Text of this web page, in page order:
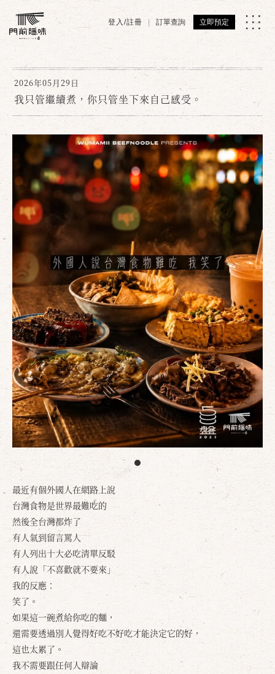
登入/註冊 訂單查詢 立即預定
2026年05月29日
我只管繼續煮，你只管坐下來自己感受。
最近有個外國人在網路上說
台灣食物是世界最難吃的
然後全台灣都炸了
有人氣到留言罵人
有人列出十大必吃清單反駁
有人說「不喜歡就不要來」
我的反應：
笑了。
如果這一碗煮給你吃的麵，
還需要透過別人覺得好吃不好吃才能決定它的好，
這也太累了。
我不需要跟任何人辯論